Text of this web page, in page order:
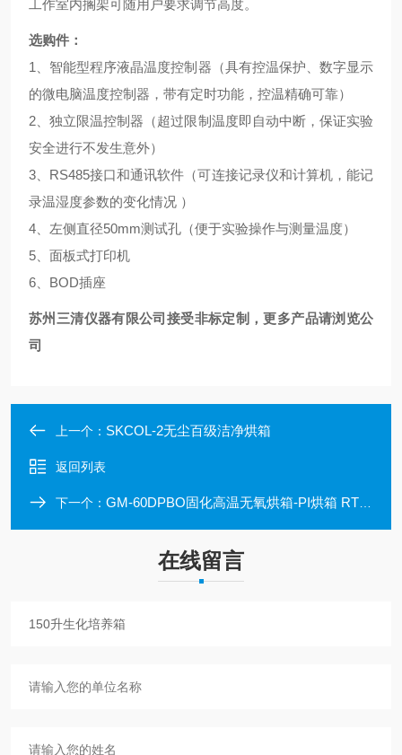
工作室内搁架可随用户要求调节高度。
选购件：
1、智能型程序液晶温度控制器（具有控温保护、数字显示
的微电脑温度控制器，带有定时功能，控温精确可靠）
2、独立限温控制器（超过限制温度即自动中断，保证实验
安全进行不发生意外）
3、RS485接口和通讯软件（可连接记录仪和计算机，能记
录温湿度参数的变化情况 ）
4、左侧直径50mm测试孔（便于实验操作与测量温度）
5、面板式打印机
6、BOD插座
苏州三清仪器有限公司接受非标定制，更多产品请浏览公
司
上一个： SKCOL-2无尘百级洁净烘箱
返回列表
下一个： GM-60DPBO固化高温无氧烘箱-PI烘箱 RT+450℃
在线留言